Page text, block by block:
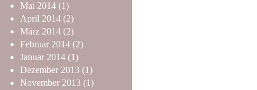
Mai 2014 (1)
April 2014 (2)
März 2014 (2)
Februar 2014 (2)
Januar 2014 (1)
Dezember 2013 (1)
November 2013 (1)